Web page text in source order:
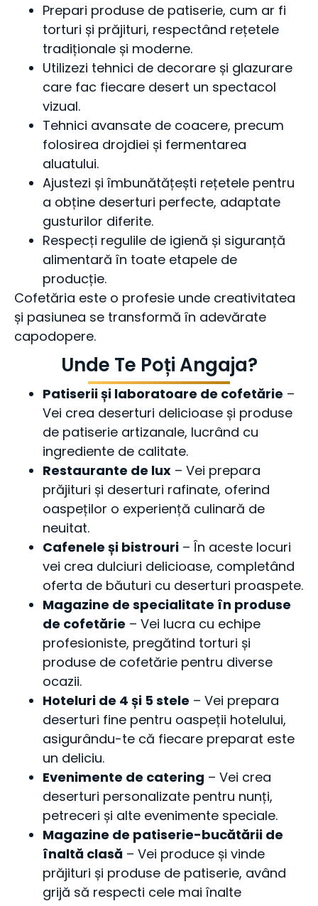
Prepari produse de patiserie, cum ar fi
torturi și prăjituri, respectând rețetele
tradiționale și moderne.
Utilizezi tehnici de decorare și glazurare
care fac fiecare desert un spectacol
vizual.
Tehnici avansate de coacere, precum
folosirea drojdiei și fermentarea
aluatului.
Ajustezi și îmbunătățești rețetele pentru
a obține deserturi perfecte, adaptate
gusturilor diferite.
Respecți regulile de igienă și siguranță
alimentară în toate etapele de
producție.
Cofetăria este o profesie unde creativitatea
și pasiunea se transformă în adevărate
capodopere.
Unde Te Poți Angaja?
Patiserii și laboratoare de cofetărie –
Vei crea deserturi delicioase și produse
de patiserie artizanale, lucrând cu
ingrediente de calitate.
Restaurante de lux – Vei prepara
prăjituri și deserturi rafinate, oferind
oaspeților o experiență culinară de
neuitat.
Cafenele și bistrouri – În aceste locuri
vei crea dulciuri delicioase, completând
oferta de băuturi cu deserturi proaspete.
Magazine de specialitate în produse
de cofetărie – Vei lucra cu echipe
profesioniste, pregătind torturi și
produse de cofetărie pentru diverse
ocazii.
Hoteluri de 4 și 5 stele – Vei prepara
deserturi fine pentru oaspeții hotelului,
asigurându-te că fiecare preparat este
un deliciu.
Evenimente de catering – Vei crea
deserturi personalizate pentru nunți,
petreceri și alte evenimente speciale.
Magazine de patiserie-bucătării de
înaltă clasă – Vei produce și vinde
prăjituri și produse de patiserie, având
grijă să respecti cele mai înalte